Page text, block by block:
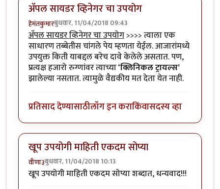
अ‍ॅपल सायडर व्हिनेगर चा उपयोग
हेमंतकुमारबुधवार, 11/04/2018 09:43
अ‍ॅपल सायडर व्हिनेगर चा उपयोग>>>> त्याला एक
साधारण तब्बेतीस चांगले पेय म्हणता येईल. आजारांमध्ये
उपयुक्त किती याबद्दल बरेच दावे केलेले असतात. पण,
प्रत्यक्ष हजारो रुग्णांवर त्याच्या ‘क्लिनिकल ट्रायल्स’
झालेल्या नसतात. त्यामुळे वैद्यकीय मत देता येत नाही.
प्रतिसाद देण्यासाठीलॉग इन कराकिंवासदस्य व्हा
खूप उपयोगी माहिती एकदम सोप्या
वीणा३बुधवार, 11/04/2018 10:13
खूप उपयोगी माहिती एकदम सोप्या शब्दात, धन्यवाद!!!